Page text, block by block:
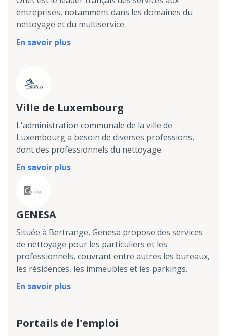
entreprises, notamment dans les domaines du
nettoyage et du multiservice.
En savoir plus
Ville de Luxembourg
L'administration communale de la ville de
Luxembourg a besoin de diverses professions,
dont des professionnels du nettoyage.
En savoir plus
GENESA
Située à Bertrange, Genesa propose des services
de nettoyage pour les particuliers et les
professionnels, couvrant entre autres les bureaux,
les résidences, les immeubles et les parkings.
En savoir plus
Portails de l'emploi